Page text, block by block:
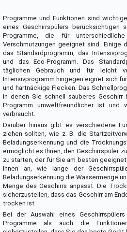
Programme und Funktionen sind
eines Geschirrspülers berücksichtigen
Programme, die für
Verschmutzungen geeignet sind. Einige
das Standardprogramm, das
und das Eco-Programm. Das
täglichen Gebrauch und für leicht
Intensivprogramm hingegen eignet sich
und hartnäckige Flecken. Das
in denen Sie schnell sauberes Geschirr
Programm umweltfreundlicher ist und
verbraucht.
Darüber hinaus gibt es verschiedene
ziehen sollten, wie z. B. die
Beladungserkennung und die
ermöglicht es Ihnen, den Geschirrspüler
zu starten, der für Sie am besten
Ihnen an, wie lange der
Beladungserkennung die Wassermenge
Menge des Geschirrs anpasst. Die
sicherzustellen, dass das Geschirr am
trocken ist.
Bei der Auswahl eines
Programme als auch die